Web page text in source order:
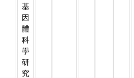
基
因
體
科
學
研
究